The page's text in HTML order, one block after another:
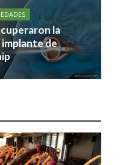
la
de